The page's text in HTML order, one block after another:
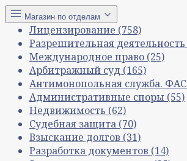
Магазин по отделам
Лицензирование (758)
Разрешительная деятельность
Международное право (25)
Арбитражный суд (165)
Антимонопольная служба. ФАС
Административные споры (55)
Недвижимость (62)
Судебная защита (70)
Взыскание долгов (31)
Разработка документов (14)